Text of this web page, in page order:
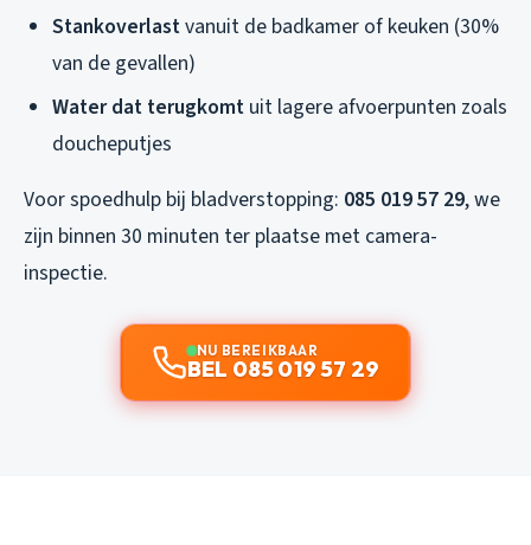
Stankoverlastvanuit de badkamer of keuken (30%
van de gevallen)
Water dat terugkomt uit lagere afvoerpunten zoals
doucheputjes
Voor spoedhulp bij bladverstopping: 085 019 57 29, we
zijn binnen 30 minuten ter plaatse met camera-
inspectie.
NU BEREIKBAAR
BEL 085 019 57 29